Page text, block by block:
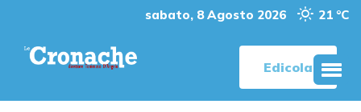
sabato, 8 Agosto 2026 21 °C
Edicola